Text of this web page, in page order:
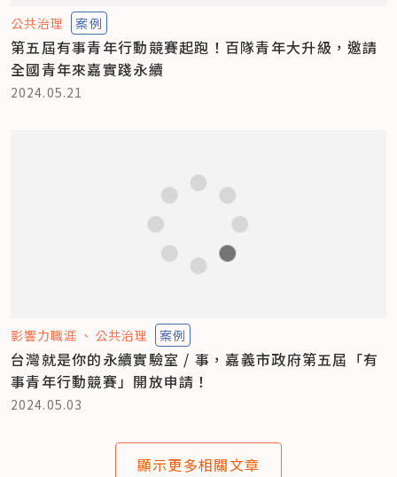
公共治理 案例
第五屆有事青年行動競賽起跑！百隊青年大升級，邀請
全國青年來嘉實踐永續
2024.05.21
影響力職涯 公共治理 案例
台灣就是你的永續實驗室 / 事，嘉義市政府第五屆「有
事青年行動競賽」開放申請！
2024.05.03
顯示更多相關文章